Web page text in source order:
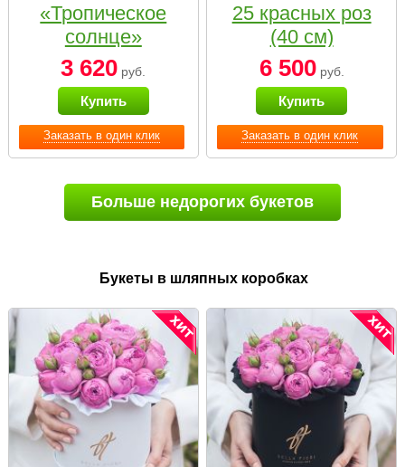
Заказать в один клик
«Тропическое
солнце»
3 620 руб.
Купить
Заказать в один клик
25 красных роз
(40 см)
6 500руб.
Купить
Больше недорогих букетов
Букеты в шляпных коробках